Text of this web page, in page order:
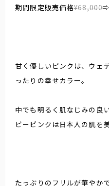
期間限定販売価格¥68,000
甘く優しいピンクは、ウェ
ったりの幸せカラー。
中でも明るく肌なじみの
ビーピンクは日本人の肌を
たっぷりのフリルが華やか